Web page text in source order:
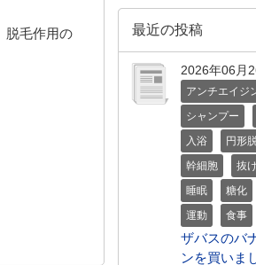
脱毛作用の
最近の投稿
2026年06月
アンチエイジ
シャンプー
入浴
円形
幹細胞
抜
睡眠
糖化
運動
食事
ザバスのバ
ンを買いま